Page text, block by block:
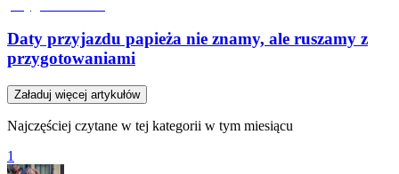
Daty przyjazdu papieża nie znamy, ale ruszamy z
przygotowaniami
Załaduj więcej artykułów
Najczęściej czytane w tej kategorii w tym miesiącu
1